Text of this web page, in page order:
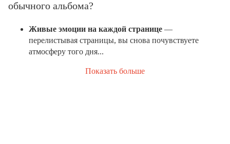
обычного альбома?
Живые эмоции на каждой странице —
перелистывая страницы, вы снова почувствуете
атмосферу того дня...
Показать больше